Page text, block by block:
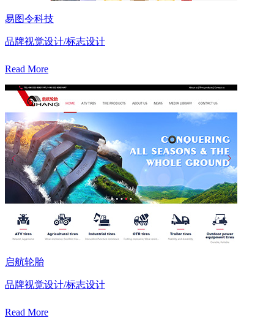
易图令科技
品牌视觉设计/标志设计
Read More
启航轮胎
品牌视觉设计/标志设计
Read More